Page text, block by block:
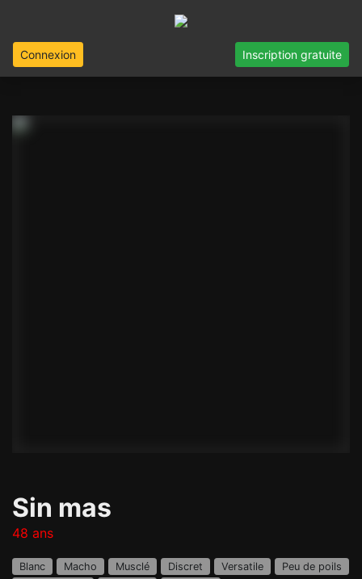
Connexion Inscription gratuite
Sin mas
48 ans
Blanc Macho Musclé Discret Versatile
Peu de poils